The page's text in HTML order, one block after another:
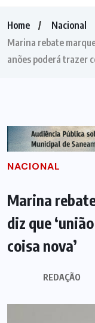
Home
Nacional
Marina rebate
anões poderá trazer
NACIONAL
Marina
diz que
coisa nova’
REDAÇÃO